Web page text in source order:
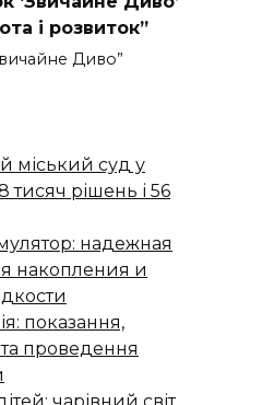
і розвиток”
Диво”
міський суд у
тисяч рішень і 56
надежная
накопления и
показання,
та проведення